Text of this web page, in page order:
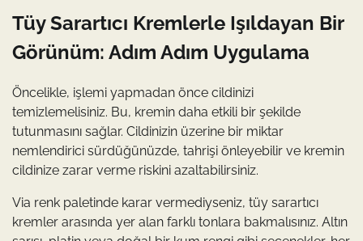
Tüy Sarartıcı Kremlerle Işıldayan Bir
Görünüm: Adım Adım Uygulama
Öncelikle, işlemi yapmadan önce cildinizi
temizlemelisiniz. Bu, kremin daha etkili bir şekilde
tutunmasını sağlar. Cildinizin üzerine bir miktar
nemlendirici sürdüğünüzde, tahrişi önleyebilir ve kremin
cildinize zarar verme riskini azaltabilirsiniz.
Via renk paletinde karar vermediyseniz, tüy sarartıcı
kremler arasında yer alan farklı tonlara bakmalısınız. Altın